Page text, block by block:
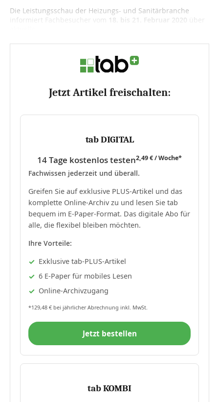
Die Leistungsschau der Heizungs- und Sanitärbranche
informiert Fachbesucher vom 18. bis 21. Februar 2020 über
Jetzt Artikel freischalten:
tab DIGITAL
14 Tage kostenlos testen2,49 € / Woche*
Fachwissen jederzeit und überall.
Greifen Sie auf exklusive PLUS-Artikel und das
komplette Online-Archiv zu und lesen Sie tab
bequem im E-Paper-Format. Das digitale Abo für
alle, die flexibel bleiben möchten.
Ihre Vorteile:
Exklusive tab-PLUS-Artikel
6 E-Paper für mobiles Lesen
Online-Archivzugang
*129,48 € bei jährlicher Abrechnung inkl. MwSt.
Jetzt bestellen
tab KOMBI